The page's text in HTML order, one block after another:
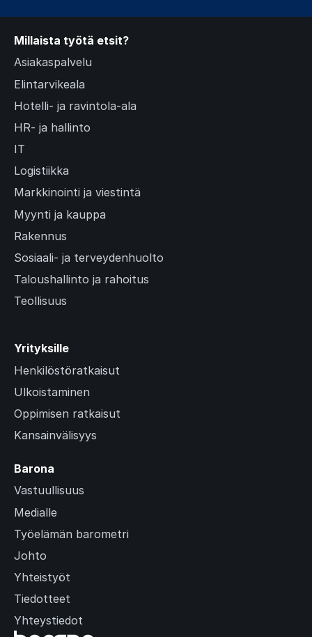
Millaista työtä etsit?
Asiakaspalvelu
Elintarvikeala
Hotelli- ja ravintola-ala
HR- ja hallinto
IT
Logistiikka
Markkinointi ja viestintä
Myynti ja kauppa
Rakennus
Sosiaali- ja terveydenhuolto
Taloushallinto ja rahoitus
Teollisuus
Yrityksille
Henkilöstöratkaisut
Ulkoistaminen
Oppimisen ratkaisut
Kansainvälisyys
Barona
Vastuullisuus
Medialle
Työelämän barometri
Johto
Yhteistyöt
Tiedotteet
Yhteystiedot